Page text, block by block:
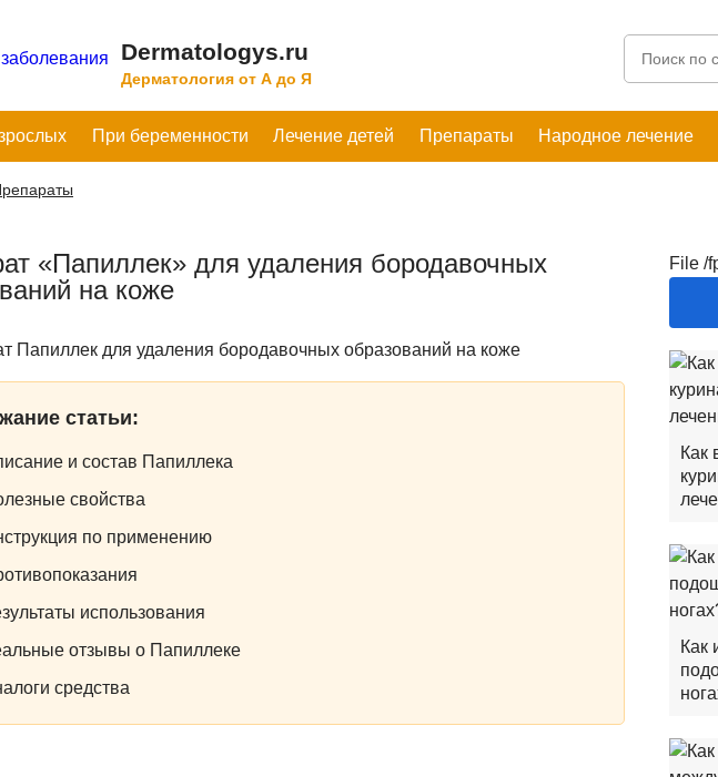
Dermatologys.ru
Дерматология от А до Я
При беременности Лечение детей Препараты Народное лечение
«Папиллек» для удаления бородавочных
на коже
статьи:
и состав Папиллека
свойства
по применению
использования
отзывы о Папиллеке
средства
File /
Как
Как